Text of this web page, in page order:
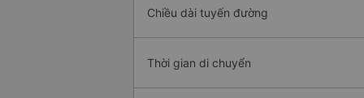
Chiều dài tuyến đường
Thời gian di chuyển